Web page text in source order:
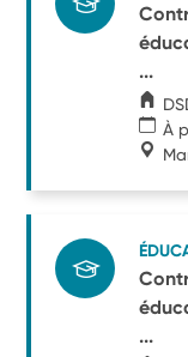
...
À
...